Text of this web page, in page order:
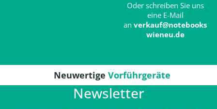
Oder schreiben Sie uns
eine E-Mail
an verkauf@notebooks
wieneu.de
Neuwertige Vorführgeräte
Newsletter